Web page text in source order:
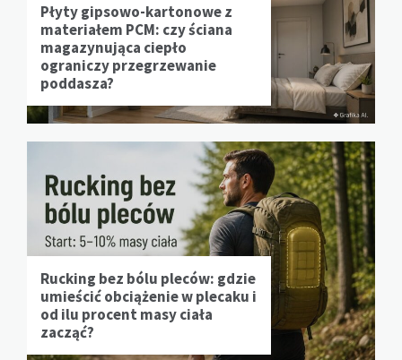
Płyty gipsowo-kartonowe z
materiałem PCM: czy ściana
magazynująca ciepło
ograniczy przegrzewanie
poddasza?
Rucking bez bólu pleców: gdzie
umieścić obciążenie w plecaku i
od ilu procent masy ciała
zacząć?